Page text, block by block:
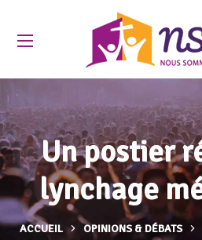
Un postier
lynchage
ACCUEIL OPINIONS & DÉBATS